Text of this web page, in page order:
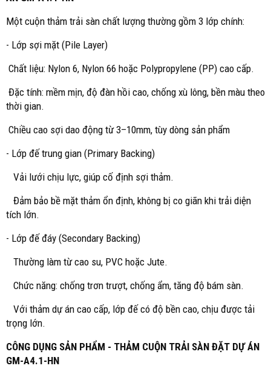
Một cuộn thảm trải sàn chất lượng thường gồm 3 lớp chính:
- Lớp sợi mặt (Pile Layer)
Chất liệu: Nylon 6, Nylon 66 hoặc Polypropylene (PP) cao cấp.
Đặc tính: mềm mịn, độ đàn hồi cao, chống xù lông, bền màu theo
thời gian.
Chiều cao sợi dao động từ 3–10mm, tùy dòng sản phẩm
- Lớp đế trung gian (Primary Backing)
Vải lưới chịu lực, giúp cố định sợi thảm.
Đảm bảo bề mặt thảm ổn định, không bị co giãn khi trải diện
tích lớn.
- Lớp đế đáy (Secondary Backing)
Thường làm từ cao su, PVC hoặc Jute.
Chức năng: chống trơn trượt, chống ẩm, tăng độ bám sàn.
Với thảm dự án cao cấp, lớp đế có độ bền cao, chịu được tải
trọng lớn.
CÔNG DỤNG SẢN PHẨM - THẢM CUỘN TRẢI SÀN ĐẶT DỰ ÁN
GM-A4.1-HN